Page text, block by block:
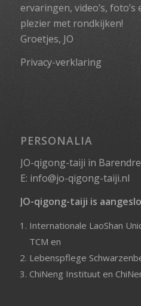
ervaringen, video’s,
plezier met rondkijken!
Groetjes, JO
Privacy-verklaring
PERSONALIA
JO-qigong-taiji in
E: info@jo-qigong-taiji.nl
JO-qigong-taiji is
Internationale LaoShan
TCM en
Lebenspflege
ChiNeng Instituuten